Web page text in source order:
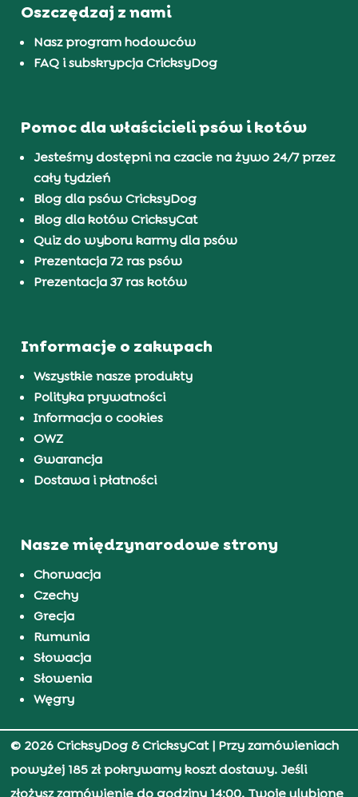
Oszczędzaj z nami
Nasz program hodowców
FAQ i subskrypcja CricksyDog
Pomoc dla właścicieli psów i kotów
Jesteśmy dostępni na czacie na żywo 24/7 przez
cały tydzień
Blog dla psów CricksyDog
Blog dla kotów CricksyCat
Quiz do wyboru karmy dla psów
Prezentacja 72 ras psów
Prezentacja 37 ras kotów
Informacje o zakupach
Wszystkie nasze produkty
Polityka prywatności
Informacja o cookies
OWZ
Gwarancja
Dostawa i płatności
Nasze międzynarodowe strony
Chorwacja
Czechy
Grecja
Rumunia
Słowacja
Słowenia
Węgry
© 2026 CricksyDog & CricksyCat| Przy zamówieniach
powyżej 185 zł pokrywamy koszt dostawy. Jeśli
złożysz zamówienie do godziny 14:00, Twoje ulubione